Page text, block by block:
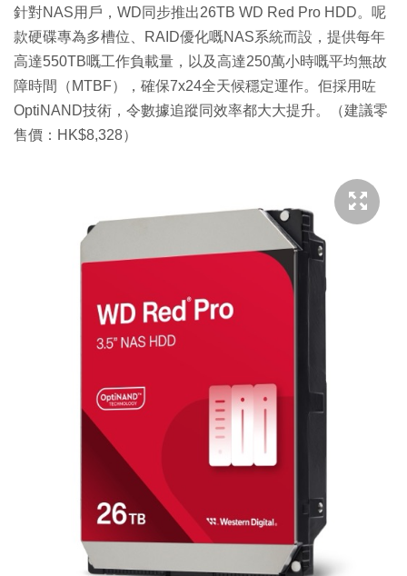
針對NAS用戶，WD同步推出26TB WD Red Pro HDD。呢
款硬碟專為多槽位、RAID優化嘅NAS系統而設，提供每年
高達550TB嘅工作負載量，以及高達250萬小時嘅平均無故
障時間（MTBF），確保7x24全天候穩定運作。佢採用咗
OptiNAND技術，令數據追蹤同效率都大大提升。（建議零
售價：HK$8,328）